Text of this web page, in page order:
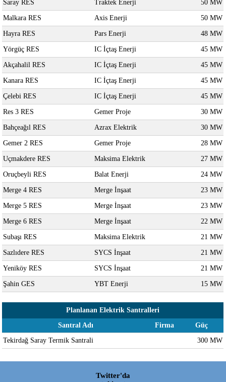
Saray RES Traktek Enerji 50 MW
Malkara RES Axis Enerji 50 MW
Hayra RES Pars Enerji 48 MW
Yörgüç RES IC İçtaş Enerji 45 MW
Akçahalil RES IC İçtaş Enerji 45 MW
Kanara RES IC İçtaş Enerji 45 MW
Çelebi RES IC İçtaş Enerji 45 MW
Res 3 RES Gemer Proje 30 MW
Bahçeağıl RES Azrax Elektrik 30 MW
Gemer 2 RES Gemer Proje 28 MW
Uçmakdere RES Maksima Elektrik 27 MW
Oruçbeyli RES Balat Enerji 24 MW
Merge 4 RES Merge İnşaat 23 MW
Merge 5 RES Merge İnşaat 23 MW
Merge 6 RES Merge İnşaat 22 MW
Subaşı RES Maksima Elektrik 21 MW
Sazlıdere RES SYCS İnşaat 21 MW
Yeniköy RES SYCS İnşaat 21 MW
Şahin GES YBT Enerji 15 MW
Planlanan Elektrik Santralleri
Santral Adı
Firma
Güç
Tekirdağ Saray Termik Santrali
300 MW
Twitter'da